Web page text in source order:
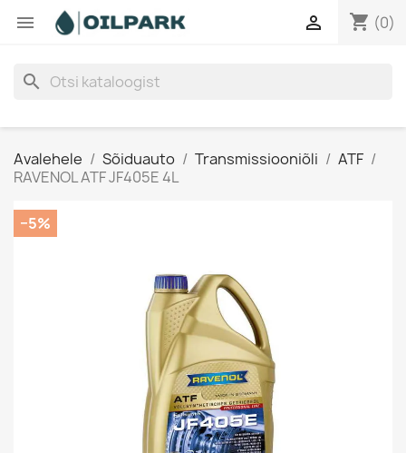
 shopping_cart (0)

search
Avalehele Sõiduauto Transmissiooniõli
ATF
RAVENOL ATF JF405E 4L
−5%